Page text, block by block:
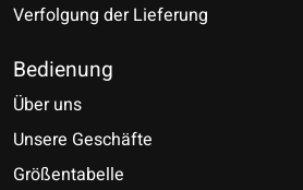
Verfolgung der Lieferung
Bedienung
Über uns
Unsere Geschäfte
Größentabelle